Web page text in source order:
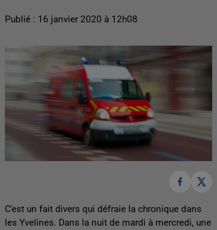
Publié : 16 janvier 2020 à 12h08
C'est un fait divers qui défraie la chronique dans
les Yvelines. Dans la nuit de mardi à mercredi, une